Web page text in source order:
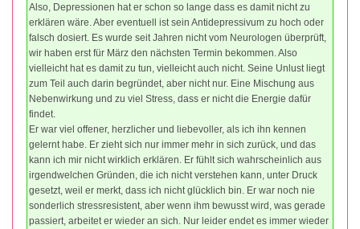
Also, Depressionen hat er schon so lange dass es damit nicht zu
erklären wäre. Aber eventuell ist sein Antidepressivum zu hoch oder
falsch dosiert. Es wurde seit Jahren nicht vom Neurologen überprüft,
wir haben erst für März den nächsten Termin bekommen. Also
vielleicht hat es damit zu tun, vielleicht auch nicht. Seine Unlust liegt
zum Teil auch darin begründet, aber nicht nur. Eine Mischung aus
Nebenwirkung und zu viel Stress, dass er nicht die Energie dafür
findet.
Er war viel offener, herzlicher und liebevoller, als ich ihn kennen
gelernt habe. Er zieht sich nur immer mehr in sich zurück, und das
kann ich mir nicht wirklich erklären. Er fühlt sich wahrscheinlich aus
irgendwelchen Gründen, die ich nicht verstehen kann, unter Druck
gesetzt, weil er merkt, dass ich nicht glücklich bin. Er war noch nie
sonderlich stressresistent, aber wenn ihm bewusst wird, was gerade
passiert, arbeitet er wieder an sich. Nur leider endet es immer wieder